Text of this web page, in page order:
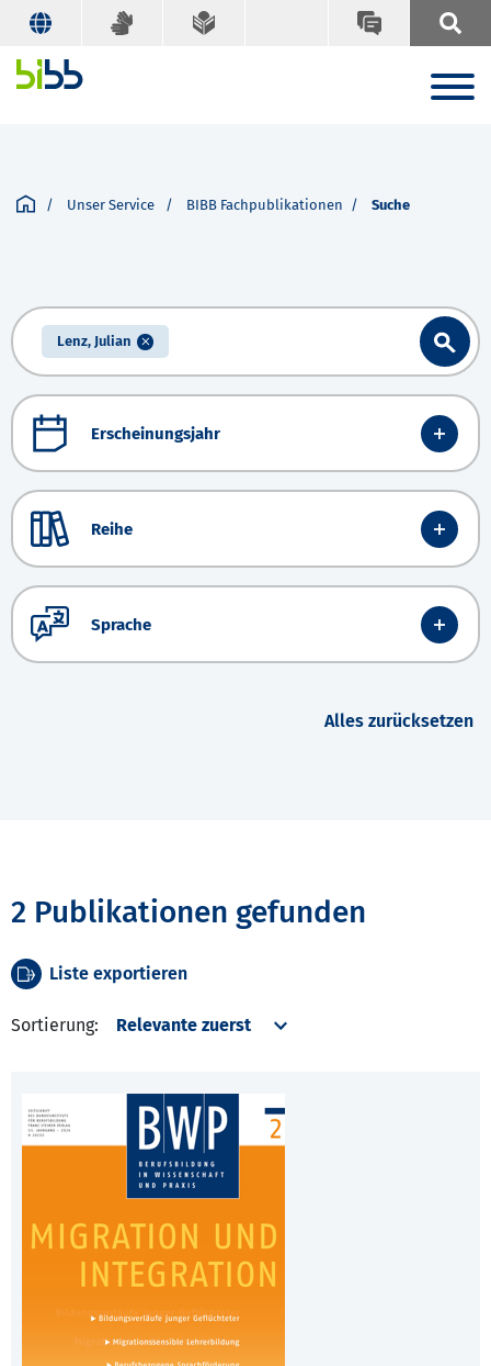
Unser Service BIBB Fachpublikationen Suche
Lenz, Julian
Erscheinungsjahr
Reihe
Sprache
Alles zurücksetzen
2 Publikationen gefunden
Liste exportieren
Sortierung: